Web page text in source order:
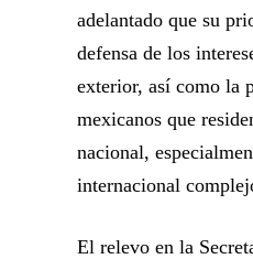
adelantado que su
defensa de los
exterior, así como la
mexicanos que
nacional,
internacional
El relevo en la